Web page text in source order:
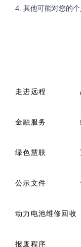
4. 其他可能对您的
走进远程
金融服务
绿色慧联
公示文件
动力电池维修回收
报废程序